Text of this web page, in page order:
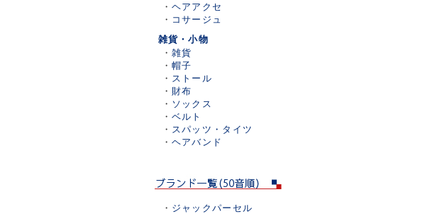
・ ヘアアクセ
・ コサージュ
雑貨・小物
・ 雑貨
・ 帽子
・ ストール
・ 財布
・ ソックス
・ ベルト
・ スパッツ・タイツ
・ ヘアバンド
・ ジャックパーセル